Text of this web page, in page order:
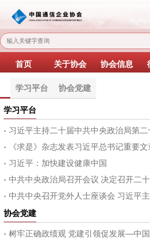
首页 关于协会 协会信息
学习平台
协会党建
学习平台
习近平主持二十届中共中央政治局第
习近平：加快建设健康中国
中共中央召开党外人士座谈会 习近平
协会党建